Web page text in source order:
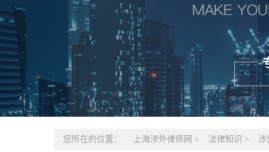
您所在的位置： 上海涉外律师网 > 法律知识 > 涉